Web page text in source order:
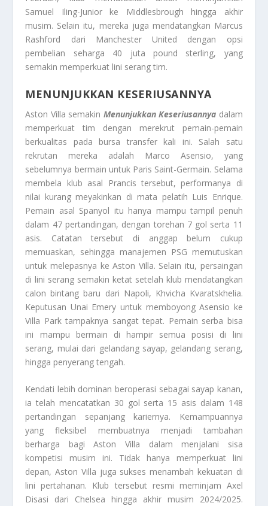
Samuel Iling-Junior ke Middlesbrough hingga akhir
musim. Selain itu, mereka juga mendatangkan Marcus
Rashford dari Manchester United dengan opsi
pembelian seharga 40 juta pound sterling, yang
semakin memperkuat lini serang tim.
MENUNJUKKAN KESERIUSANNYA
Aston Villa semakin Menunjukkan Keseriusannya dalam
memperkuat tim dengan merekrut pemain-pemain
berkualitas pada bursa transfer kali ini. Salah satu
rekrutan mereka adalah Marco Asensio, yang
sebelumnya bermain untuk Paris Saint-Germain. Selama
membela klub asal Prancis tersebut, performanya di
nilai kurang meyakinkan di mata pelatih Luis Enrique.
Pemain asal Spanyol itu hanya mampu tampil penuh
dalam 47 pertandingan, dengan torehan 7 gol serta 11
asis. Catatan tersebut di anggap belum cukup
memuaskan, sehingga manajemen PSG memutuskan
untuk melepasnya ke Aston Villa. Selain itu, persaingan
di lini serang semakin ketat setelah klub mendatangkan
calon bintang baru dari Napoli, Khvicha Kvaratskhelia.
Keputusan Unai Emery untuk memboyong Asensio ke
Villa Park tampaknya sangat tepat. Pemain serba bisa
ini mampu bermain di hampir semua posisi di lini
serang, mulai dari gelandang sayap, gelandang serang,
hingga penyerang tengah.
Kendati lebih dominan beroperasi sebagai sayap kanan,
ia telah mencatatkan 30 gol serta 15 asis dalam 148
pertandingan sepanjang kariernya. Kemampuannya
yang fleksibel membuatnya menjadi tambahan
berharga bagi Aston Villa dalam menjalani sisa
kompetisi musim ini. Tidak hanya memperkuat lini
depan, Aston Villa juga sukses menambah kekuatan di
lini pertahanan. Klub tersebut resmi meminjam Axel
Disasi dari Chelsea hingga akhir musim 2024/2025.